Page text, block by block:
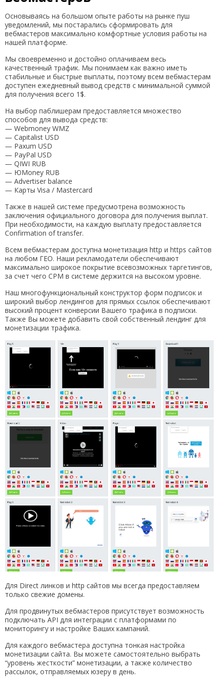
Основываясь на большом опыте работы на рынке пуш
уведомлений, мы постарались сформировать для
вебмастеров максимально комфортные условия работы на
нашей платформе.
Мы своевременно и достойно оплачиваем весь
качественный трафик. Мы понимаем как важно иметь
стабильные и быстрые выплаты, поэтому всем вебмастерам
доступен ежедневный вывод средств с минимальной суммой
для получения всего 1$.
На выбор паблишерам предоставляется множество
способов для вывода средств:
— Webmoney WMZ
— Capitalist USD
— Paxum USD
— PayPal USD
— QIWI RUB
— ЮMoney RUB
— Advertiser balance
— Карты Visa / Mastercard
Также в нашей системе предусмотрена возможность
заключения официального договора для получения выплат.
При необходимости, на каждую выплату предоставляется
Confirmation of transfer.
Всем вебмастерам доступна монетизация http и https сайтов
на любом ГЕО. Наши рекламодатели обеспечивают
максимально широкое покрытие всевозможных таргетингов,
за счет чего CPM в системе держится на высоком уровне.
Наш многофункциональный конструктор форм подписок и
широкий выбор лендингов для прямых ссылок обеспечивают
высокий процент конверсии Вашего трафика в подписки.
Также Вы можете добавить свой собственный лендинг для
монетизации трафика.
Для Direct линков и http сайтов мы всегда предоставляем
только свежие домены.
Для продвинутых вебмастеров присутствует возможность
подключать API для интеграции с платформами по
мониторингу и настройке Ваших кампаний.
Для каждого вебмастера доступна тонкая настройка
монетизации сайта. Вы можете самостоятельно выбрать
“уровень жесткости” монетизации, а также количество
рассылок, отправляемых юзеру в день.